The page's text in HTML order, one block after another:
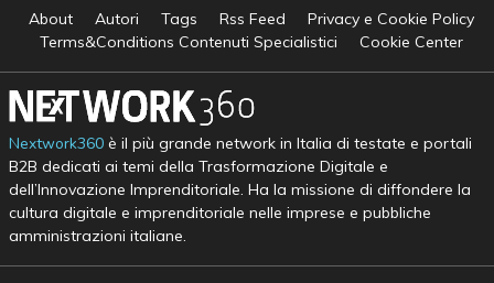
About Autori Tags Rss Feed
Privacy e Cookie Policy
Terms&Conditions Contenuti Specialistici
Cookie Center
Nextwork360è il più grande network in Italia di testate e portali
B2B dedicati ai temi della Trasformazione Digitale e
dell’Innovazione Imprenditoriale. Ha la missione di diffondere la
cultura digitale e imprenditoriale nelle imprese e pubbliche
amministrazioni italiane.